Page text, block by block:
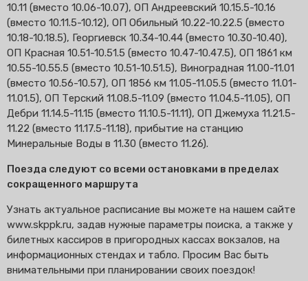
10.11 (вместо 10.06-10.07), ОП Андреевский 10.15.5-10.16
(вместо 10.11.5-10.12), ОП Обильный 10.22-10.22.5 (вместо
10.18-10.18.5), Георгиевск 10.34-10.44 (вместо 10.30-10.40),
ОП Красная 10.51-10.51.5 (вместо 10.47-10.47.5), ОП 1861 км
10.55-10.55.5 (вместо 10.51-10.51.5), Виноградная 11.00-11.01
(вместо 10.56-10.57), ОП 1856 км 11.05-11.05.5 (вместо 11.01-
11.01.5), ОП Терский 11.08.5-11.09 (вместо 11.04.5-11.05), ОП
Дебри 11.14.5-11.15 (вместо 11.10.5-11.11), ОП Джемуха 11.21.5-
11.22 (вместо 11.17.5-11.18), прибытие на станцию
Минеральные Воды в 11.30 (вместо 11.26).
Поезда следуют со всеми остановками в пределах
сокращенного маршрута
Узнать актуальное расписание вы можете на нашем сайте
www.skppk.ru, задав нужные параметры поиска, а также у
билетных кассиров в пригородных кассах вокзалов, на
информационных стендах и табло. Просим Вас быть
внимательными при планировании своих поездок!